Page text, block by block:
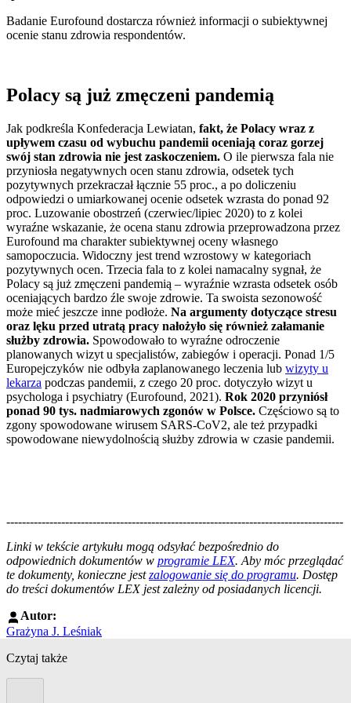
Badanie Eurofound dostarcza również informacji o subiektywnej
ocenie stanu zdrowia respondentów.
Polacy są już zmęczeni pandemią
Jak podkreśla Konfederacja Lewiatan, fakt, że Polacy wraz z
upływem czasu od wybuchu pandemii oceniają coraz gorzej
swój stan zdrowia nie jest zaskoczeniem. O ile pierwsza fala nie
przyniosła negatywnych ocen stanu zdrowia, odsetek tych
pozytywnych przekraczał łącznie 55 proc., a po doliczeniu
odpowiedzi o umiarkowanej ocenie odsetek wzrasta do ponad 92
proc. Luzowanie obostrzeń (czerwiec/lipiec 2020) to z kolei
wyraźne wskazanie, że ocena stanu zdrowia przeprowadzona przez
Eurofound ma charakter subiektywnej oceny własnego
samopoczucia. Widoczny jest trend wzrostowy w kategoriach
pozytywnych ocen. Trzecia fala to z kolei namacalny sygnał, że
Polacy są już zmęczeni pandemią – wyraźnie wzrasta odsetek osób
oceniających bardzo źle swoje zdrowie. Ta swoista sezonowość
może mieć jeszcze inne podłoże. Na argumenty dotyczące stresu
oraz lęku przed utratą pracy nałożyło się również załamanie
służby zdrowia. Spowodowało to wyraźne odroczenie
planowanych wizyt u specjalistów, zabiegów i operacji. Ponad 1/5
Europejczyków nie odbyła zaplanowanego leczenia lub wizyty u
lekarza podczas pandemii, z czego 20 proc. dotyczyło wizyt u
psychologa i psychiatry (Eurofound, 2021). Rok 2020 przyniósł
ponad 90 tys. nadmiarowych zgonów w Polsce. Częściowo są to
zgony spowodowane wirusem SARS-CoV2, ale też przypadki
spowodowane niewydolnością służby zdrowia w czasie pandemii.
--------------------------------------------------------------------------------------
Linki w tekście artykułu mogą odsyłać bezpośrednio do
odpowiednich dokumentów w programie LEX. Aby móc przeglądać
te dokumenty, konieczne jestzalogowanie się do programu. Dostęp
do treści dokumentów LEX jest zależny od posiadanych licencji.
Autor:
Grażyna J. Leśniak
Czytaj także